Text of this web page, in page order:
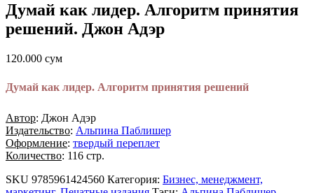
Думай как лидер. Алгоритм принятия
решений. Джон Адэр
120.000 сум
Думай как лидер. Алгоритм принятия решений
Автор: Джон Адэр
Издательство: Альпина Паблишер
Оформление: твердый переплет
Количество: 116 стр.
SKU 9785961424560 Категория: Бизнес, менеджмент,